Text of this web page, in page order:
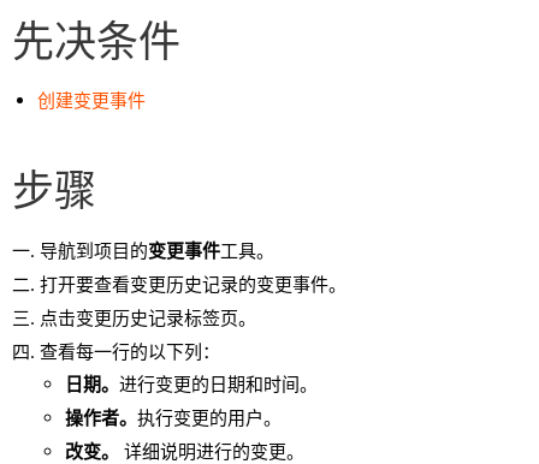
先决条件
创建变更事件
步骤
导航到项目的变更事件工具。
打开要查看变更历史记录的变更事件。
点击变更历史记录标签页。
查看每一行的以下列：
日期。 进行变更的日期和时间。
操作者。 执行变更的用户。
改变。 详细说明进行的变更。